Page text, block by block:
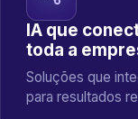
IA que
toda a
Soluções que
para resultados